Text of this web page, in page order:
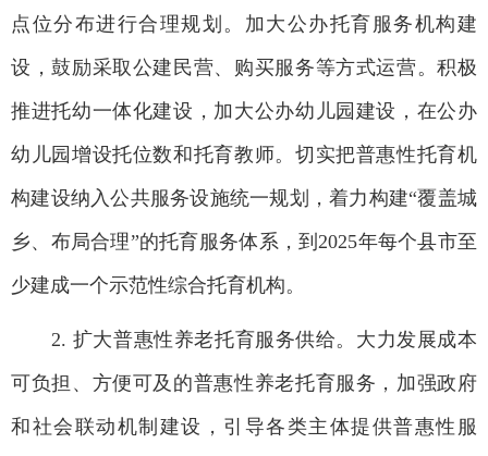
点位分布进行合理规划。加大公办托育服务机构建
设，鼓励采取公建民营、购买服务等方式运营。积极
推进托幼一体化建设，加大公办幼儿园建设，在公办
幼儿园增设托位数和托育教师。切实把普惠性托育机
构建设纳入公共服务设施统一规划，着力构建“覆盖城
乡、布局合理”的托育服务体系，到2025年每个县市至
少建成一个示范性综合托育机构。
2. 扩大普惠性养老托育服务供给。大力发展成本
可负担、方便可及的普惠性养老托育服务，加强政府
和社会联动机制建设，引导各类主体提供普惠性服